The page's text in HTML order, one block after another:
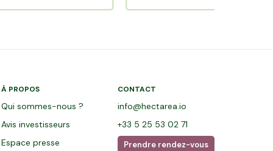
À PROPOS
Qui sommes-nous ?
Avis investisseurs
Espace presse
CONTACT
info@hectarea.io
+33 5 25 53 02 71
Prendre rendez-vous